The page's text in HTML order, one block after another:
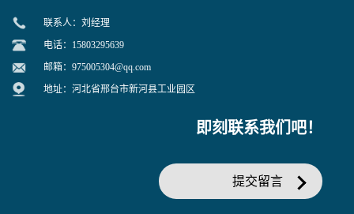
联系人：刘经理
电话：15803295639
邮箱： 975005304@qq.com
地址：河北省邢台市新河县工业园区
即刻联系我们吧！
提交留言